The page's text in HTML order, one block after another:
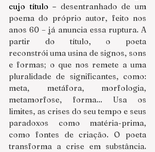
cujo título – desentranhado de um
poema do próprio autor, feito nos
anos 60 – já anuncia essa ruptura. A
partir do título, o poeta
reconstrói uma usina de signos, sons
e formas; o que nos remete a uma
pluralidade de significantes, como:
meta, metáfora, morfologia,
metamorfose, forma... Usa os
limites, as crises do seu tempo e seus
paradoxos como matéria-prima,
como fontes de criação. O poeta
transforma a crise em substância.